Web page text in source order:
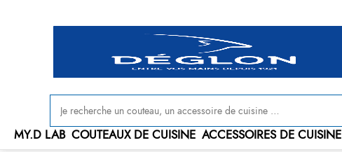
MY.D LAB COUTEAUX DE CUISINE ACCESSOIRES DE CUISINE